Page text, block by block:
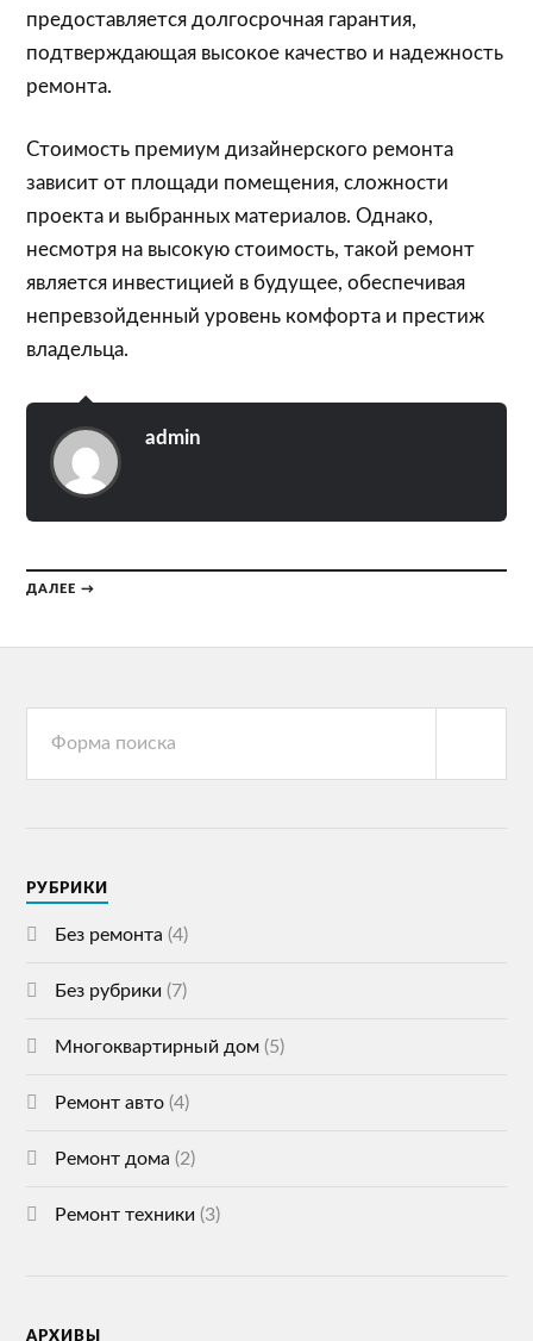
предоставляется долгосрочная гарантия,
подтверждающая высокое качество и надежность
ремонта.
Стоимость премиум дизайнерского ремонта
зависит от площади помещения, сложности
проекта и выбранных материалов. Однако,
несмотря на высокую стоимость, такой ремонт
является инвестицией в будущее, обеспечивая
непревзойденный уровень комфорта и престиж
владельца.
admin
ДАЛЕЕ →
РУБРИКИ
Без ремонта (4)
Без рубрики (7)
Многоквартирный дом (5)
Ремонт авто (4)
Ремонт дома (2)
Ремонт техники (3)
АРХИВЫ